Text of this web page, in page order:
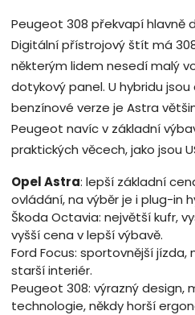
Peugeot 308 překvapí hlavně
Digitální přístrojový štít má
některým lidem nesedí malý
dotykový panel. U hybridu
benzínové verze je Astra
Peugeot navíc v základní
praktických věcech, jako jsou
Opel Astra: lepší základní
ovládání, na výběr je i plug-in
Škoda Octavia: největší kufr,
vyšší cena v lepší výbavě.
Ford Focus: sportovnější jízda,
starší interiér.
Peugeot 308: výrazný design,
technologie, někdy horší